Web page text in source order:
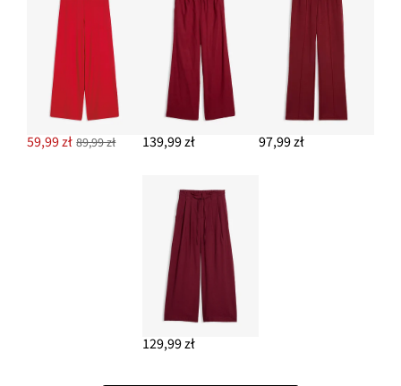
59,99 zł 89,99 zł 139,99 zł 97,99 zł
129,99 zł